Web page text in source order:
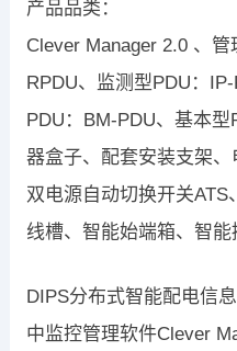
产品品类：
Clever Manager 2.0 、管
RPDU、监测型PDU：
PDU：BM-PDU、基本
器盒子、配套安装支架、
双电源自动切换开关ATS
线槽、智能始端箱、智能
DIPS分布式智能配电信
中监控管理软件Clever